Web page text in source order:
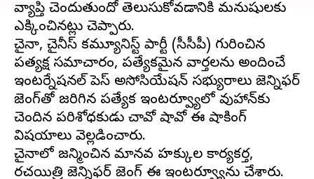
వ్యాప్తి చెందుతుందో తెలుసుకోవడానికి మనుషులకు
ఎక్కించినట్లు చెప్పారు.
చైనా, చైనీస్ కమ్యూనిస్ట్ పార్టీ (సీసీపీ) గురించిన
ప్రత్యక్ష సమాచారం, ప్రత్యేకమైన వార్తలను అందించే
ఇంటర్నేషనల్ ప్రెస్ అసోసియేషన్ సభ్యురాలు జెన్నిఫర్
జెంగ్‌తో జరిగిన ప్రత్యేక ఇంటర్వ్యూలో వుహాన్‌కు
చెందిన పరిశోధకుడు చావో షావో ఈ షాకింగ్
విషయాలు వెల్లడించారు.
చైనాలో జన్మించిన మానవ హక్కుల కార్యకర్త,